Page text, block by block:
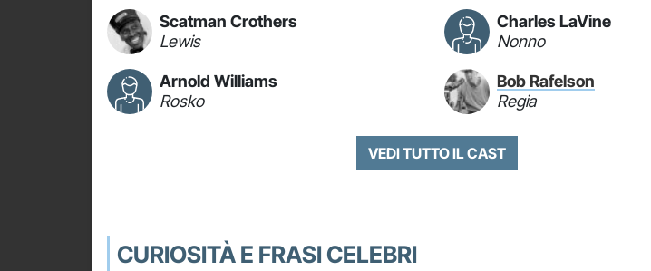
Scatman Crothers
Lewis
Charles LaVine
Nonno
Arnold Williams
Rosko
Bob Rafelson
Regia
VEDI TUTTO IL CAST
CURIOSITÀ E FRASI CELEBRI